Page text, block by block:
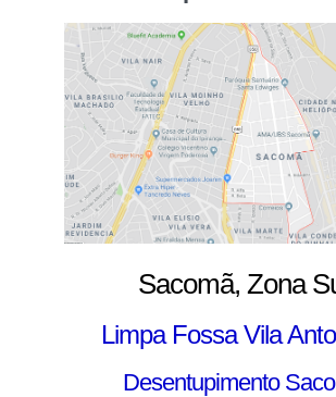
Sacomã, Zona
Limpa Fossa Vila
Desentupimento